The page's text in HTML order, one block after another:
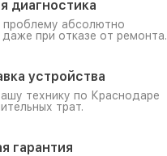
диагностика
абсолютно
при отказе от ремонта.
устройства
технику по Краснодаре
трат.
гарантия